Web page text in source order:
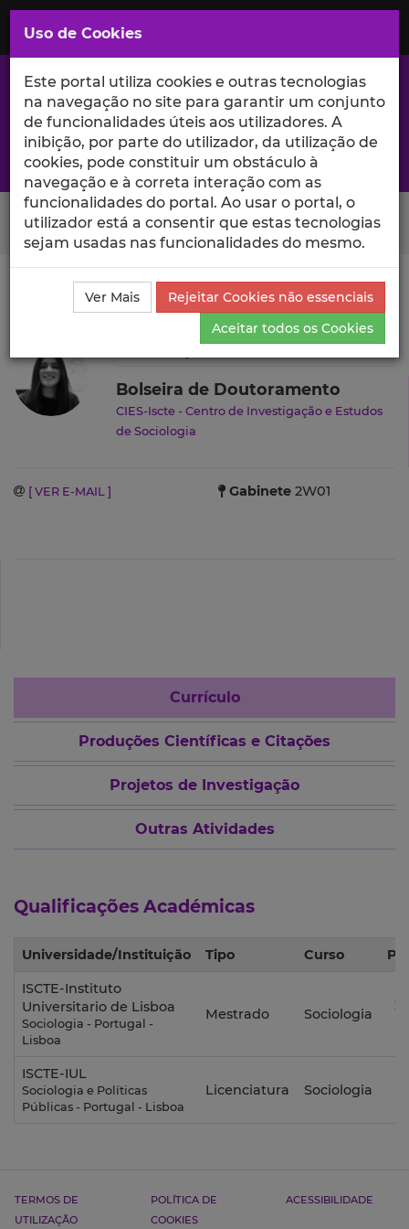
Saltar
para
Conteúdo
Principal
A excelência da investigação e ciência no Iscte
Search Button
Ciência_Iscte Autores
Ana Filipa Cândido
Currículo
Ana Filipa Cândido
Bolseira de Doutoramento
CIES-Iscte - Centro de Investigação e Estudos
de Sociologia
[ VER E-MAIL ] Gabinete 2W01
Currículo
Produções Científicas e Citações
Projetos de Investigação
Outras Atividades
Qualificações Académicas
Universidade/Instituição Tipo Curso
ISCTE-Instituto
Universitario de Lisboa
Sociologia - Portugal -
Lisboa
Mestrado Sociologia
ISCTE-IUL
Sociologia e Políticas
Públicas - Portugal - Lisboa
Licenciatura Sociologia
TERMOS DE
UTILIZAÇÃO
POLÍTICA DE
COOKIES
ACESSIBILIDADE
Uso de Cookies
Este portal utiliza cookies e outras tecnologias
na navegação no site para garantir um conjunto
de funcionalidades úteis aos utilizadores. A
inibição, por parte do utilizador, da utilização de
cookies, pode constituir um obstáculo à
navegação e à correta interação com as
funcionalidades do portal. Ao usar o portal, o
utilizador está a consentir que estas tecnologias
sejam usadas nas funcionalidades do mesmo.
Ver Mais
Rejeitar Cookies não essenciais
Aceitar todos os Cookies